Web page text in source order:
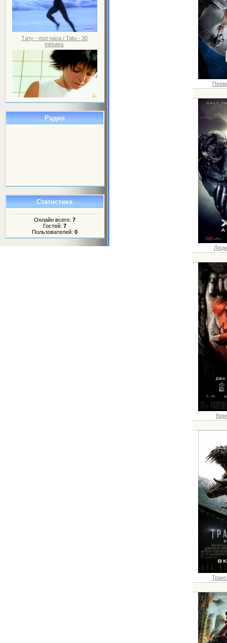
Тату - пол часа / Tatu - 30
minutes
Радио
Статистика
Онлайн всего: 7
Гостей: 7
Пользователей: 0